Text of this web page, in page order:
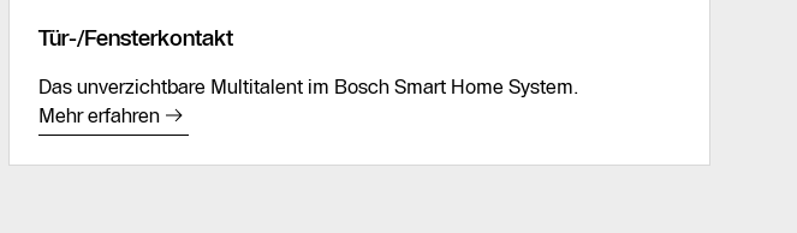
Tür-/Fensterkontakt
Das unverzichtbare Multitalent im Bosch Smart Home System.
Mehr erfahren